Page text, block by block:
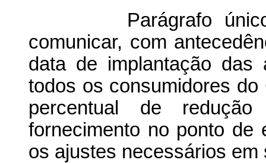
Parágrafo único
comunicar, com
data de implantação
todos os consumidores
percentual de
fornecimento no ponto de
os ajustes necessários